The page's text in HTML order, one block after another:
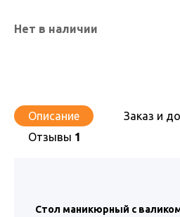
Нет в наличии
Описание
Заказ и
Отзывы 1
Стол маникюрный с